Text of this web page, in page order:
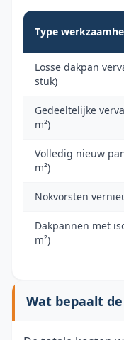
Type
Losse dakpan
stuk)
Gedeeltelijke
m²)
Volledig nieuw
m²)
Nokvorsten
Dakpannen met
m²)
Wat bepaalt